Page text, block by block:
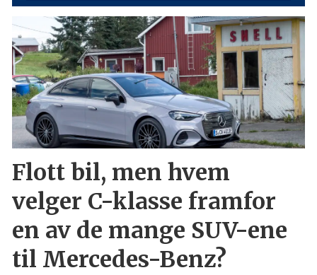
Flott bil, men hvem
velger C-klasse framfor
en av de mange SUV-ene
til Mercedes-Benz?